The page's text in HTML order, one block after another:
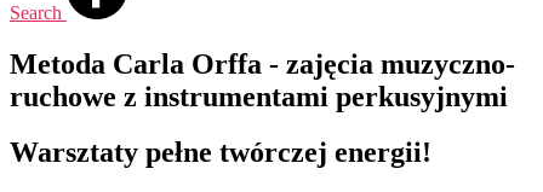
Search
Metoda Carla Orffa - zajęcia muzyczno-
ruchowe z instrumentami perkusyjnymi
Warsztaty pełne twórczej energii!